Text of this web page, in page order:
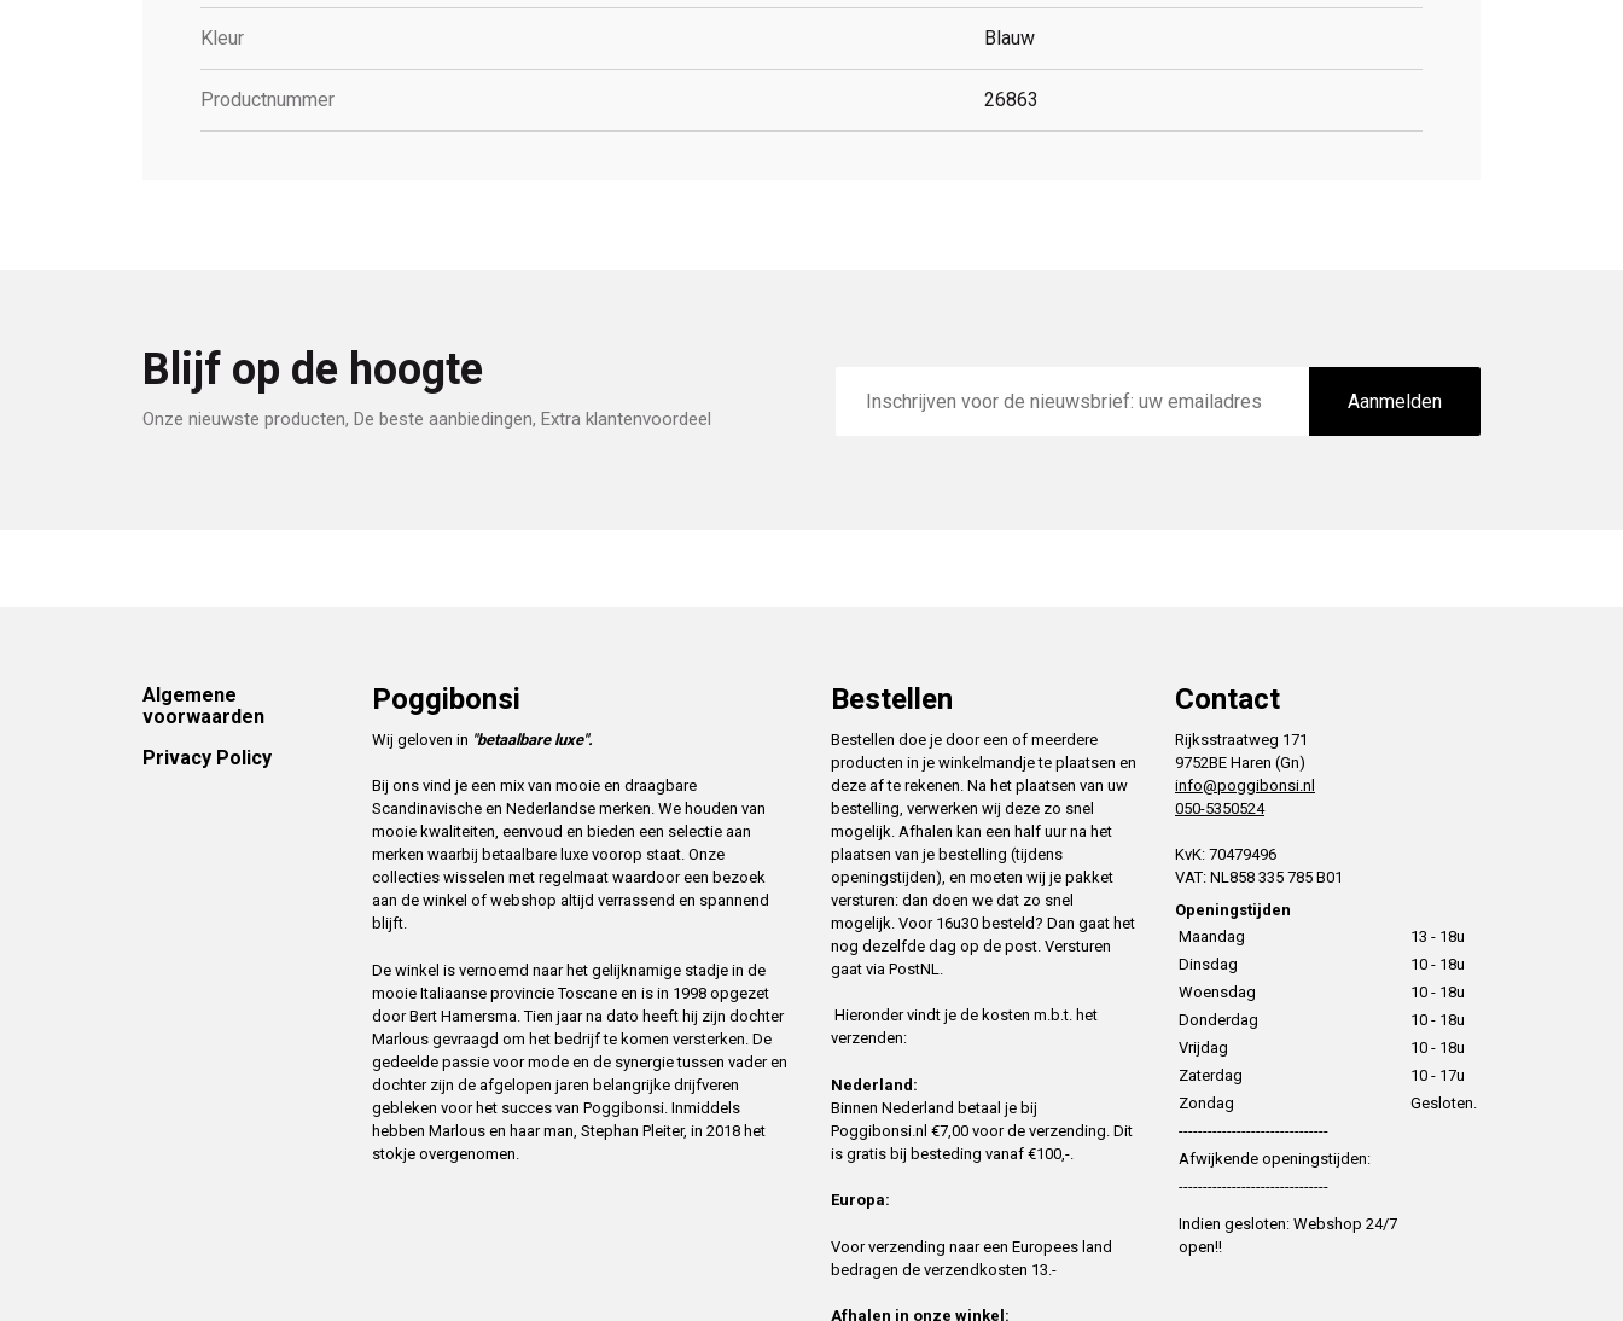
Kleur Blauw
Productnummer 26863
Blijf op de hoogte
Onze nieuwste producten, De beste aanbiedingen, Extra klantenvoordeel
mailadres
Aanmelden
Footer
Algemene
voorwaarden
Privacy Policy
Poggibonsi
Wij geloven in "betaalbare luxe".
Bij ons vind je een mix van mooie en draagbare
Scandinavische en Nederlandse merken. We houden van
mooie kwaliteiten, eenvoud en bieden een selectie aan
merken waarbij betaalbare luxe voorop staat. Onze
collecties wisselen met regelmaat waardoor een bezoek
aan de winkel of webshop altijd verrassend en spannend
blijft.
De winkel is vernoemd naar het gelijknamige stadje in de
mooie Italiaanse provincie Toscane en is in 1998 opgezet
door Bert Hamersma. Tien jaar na dato heeft hij zijn dochter
Marlous gevraagd om het bedrijf te komen versterken. De
gedeelde passie voor mode en de synergie tussen vader en
dochter zijn de afgelopen jaren belangrijke drijfveren
gebleken voor het succes van Poggibonsi. Inmiddels
hebben Marlous en haar man, Stephan Pleiter, in 2018 het
stokje overgenomen.
Bestellen
Bestellen doe je door een of meerdere
producten in je winkelmandje te plaatsen en
deze af te rekenen. Na het plaatsen van uw
bestelling, verwerken wij deze zo snel
mogelijk. Afhalen kan een half uur na het
plaatsen van je bestelling (tijdens
openingstijden), en moeten wij je pakket
versturen: dan doen we dat zo snel
mogelijk. Voor 16u30 besteld? Dan gaat het
nog dezelfde dag op de post. Versturen
gaat via PostNL.
Hieronder vindt je de kosten m.b.t. het
verzenden:
Nederland:
Binnen Nederland betaal je bij
Poggibonsi.nl €7,00 voor de verzending. Dit
is gratis bij besteding vanaf €100,-.
Europa:
Voor verzending naar een Europees land
bedragen de verzendkosten 13.-
Afhalen in onze winkel:
Contact
Rijksstraatweg 171
9752BE Haren (Gn)
info@poggibonsi.nl
050-5350524
KvK: 70479496
VAT: NL858 335 785 B01
Openingstijden
Maandag
13 - 18u
Dinsdag
10 - 18u
Woensdag
10 - 18u
Donderdag
10 - 18u
Vrijdag
10 - 18u
Zaterdag
10 - 17u
Zondag
Gesloten.
-------------------------------
Afwijkende openingstijden:
-------------------------------
Indien gesloten: Webshop 24/7
open!!